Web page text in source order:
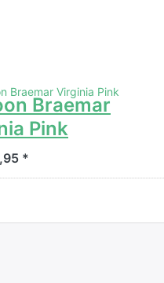
Braemar
Pink
*